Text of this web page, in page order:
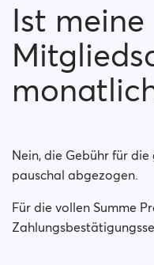
Wie kann ich meine
Welche
Ist meine Zahlung
Wie schalte ich die
Haben Sie
eine Mitgliedschaft zu
Ist meine
Nein, die Gebühr für
pauschal abgezogen.
Für die vollen Summe